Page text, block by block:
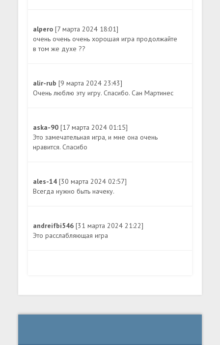
alpero[7 марта 2024 18:01]
очень очень очень хорошая игра продолжайте
в том же духе ??
alir-rub[9 марта 2024 23:43]
Очень люблю эту игру. Спасибо. Сан Мартинес
aska-90[17 марта 2024 01:15]
Это замечательная игра, и мне она очень
нравится. Спасибо
ales-14[30 марта 2024 02:57]
Всегда нужно быть начеку.
andreifbi546[31 марта 2024 21:22]
Это расслабляющая игра